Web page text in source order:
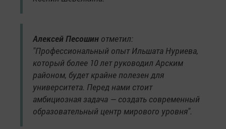
Алексей Песошин отметил:
"Профессиональный опыт Ильшата Нуриева,
который более 10 лет руководил Арским
районом, будет крайне полезен для
университета. Перед нами стоит
амбициозная задача — создать современный
образовательный центр мирового уровня".